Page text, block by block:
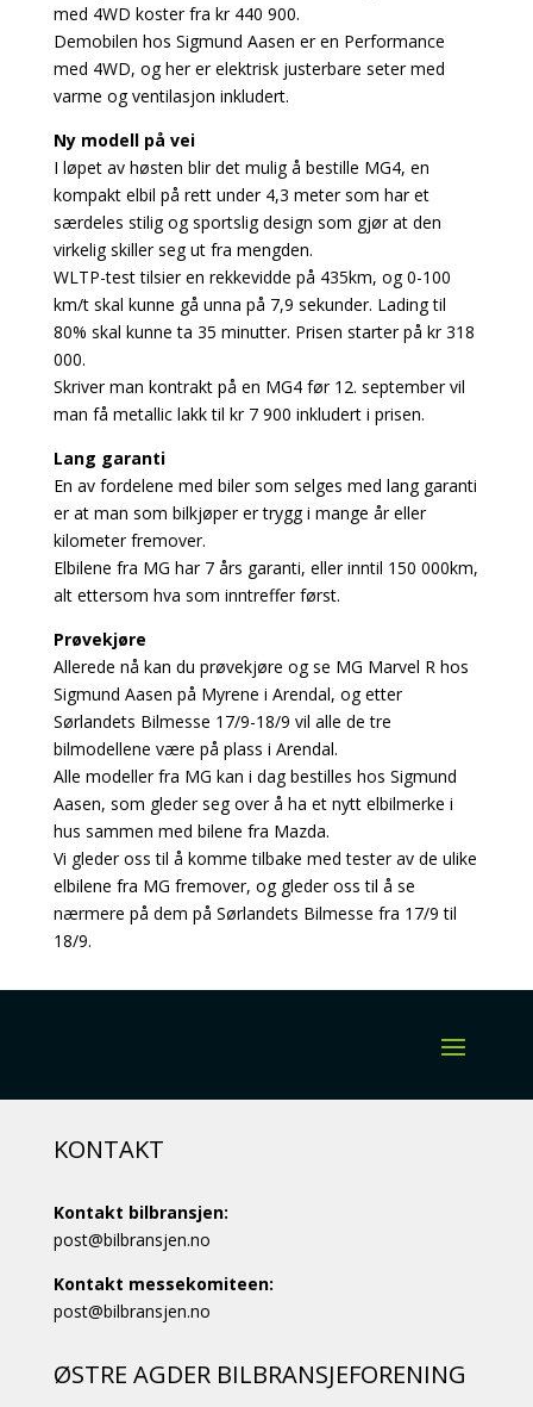
med 4WD koster fra kr 440 900.
Demobilen hos Sigmund Aasen er en Performance
med 4WD, og her er elektrisk justerbare seter med
varme og ventilasjon inkludert.
Ny modell på vei
I løpet av høsten blir det mulig å bestille MG4, en
kompakt elbil på rett under 4,3 meter som har et
særdeles stilig og sportslig design som gjør at den
virkelig skiller seg ut fra mengden.
WLTP-test tilsier en rekkevidde på 435km, og 0-100
km/t skal kunne gå unna på 7,9 sekunder. Lading til
80% skal kunne ta 35 minutter. Prisen starter på kr 318
000.
Skriver man kontrakt på en MG4 før 12. september vil
man få metallic lakk til kr 7 900 inkludert i prisen.
Lang garanti
En av fordelene med biler som selges med lang garanti
er at man som bilkjøper er trygg i mange år eller
kilometer fremover.
Elbilene fra MG har 7 års garanti, eller inntil 150 000km,
alt ettersom hva som inntreffer først.
Prøvekjøre
Allerede nå kan du prøvekjøre og se MG Marvel R hos
Sigmund Aasen på Myrene i Arendal, og etter
Sørlandets Bilmesse 17/9-18/9 vil alle de tre
bilmodellene være på plass i Arendal.
Alle modeller fra MG kan i dag bestilles hos Sigmund
Aasen, som gleder seg over å ha et nytt elbilmerke i
hus sammen med bilene fra Mazda.
Vi gleder oss til å komme tilbake med tester av de ulike
elbilene fra MG fremover, og gleder oss til å se
nærmere på dem på Sørlandets Bilmesse fra 17/9 til
18/9.
KONTAKT
Kontakt bilbransjen:
post@bilbransjen.no
Kontakt messekomiteen:
post@bilbransjen.no
ØSTRE AGDER BILBRANSJEFORENING